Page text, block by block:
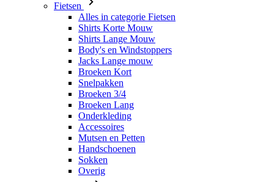
Fietsen
Alles in categorie Fietsen
Shirts Korte Mouw
Shirts Lange Mouw
Body's en Windstoppers
Jacks Lange mouw
Broeken Kort
Snelpakken
Broeken 3/4
Broeken Lang
Onderkleding
Accessoires
Mutsen en Petten
Handschoenen
Sokken
Overig